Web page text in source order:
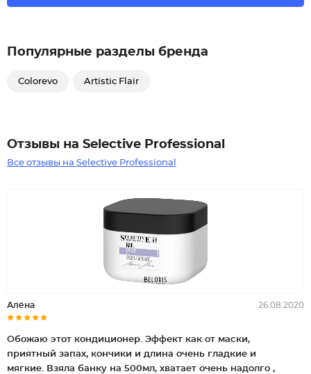
Популярные разделы бренда
Colorevo Artistic Flair
Отзывы на Selective Professional
Все отзывы на Selective Professional
Алёна 26.08.2020
Обожаю этот кондиционер. Эффект как от маски,
приятный запах, кончики и длина очень гладкие и
мягкие. Взяла банку на 500мл, хватает очень надолго ,